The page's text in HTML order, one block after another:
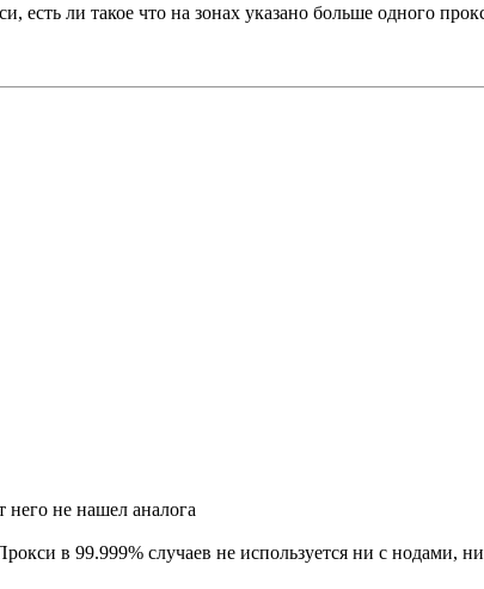
есть ли такое что на зонах указано больше одного
него не нашел аналога
в 99.999% случаев не используется ни с нодами,